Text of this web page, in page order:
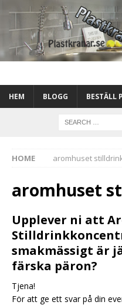
HEM BLOGG BESTÄLL
HOME aromhuset
aromhuset
Upplever ni att
smakmässigt är
färska päron?
Tjena!
För att ge ett svar på din